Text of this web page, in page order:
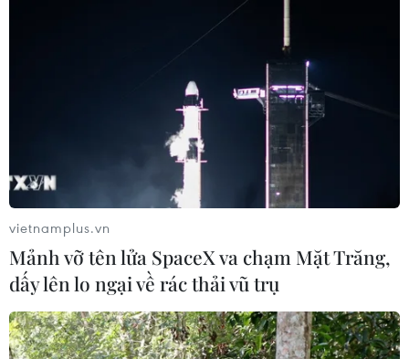
#Joe Biden
#Tom Vilsack
TIN LIÊN QUAN
vietnamplus.vn
Mảnh vỡ tên lửa SpaceX va chạm Mặt Trăng,
dấy lên lo ngại về rác thải vũ trụ